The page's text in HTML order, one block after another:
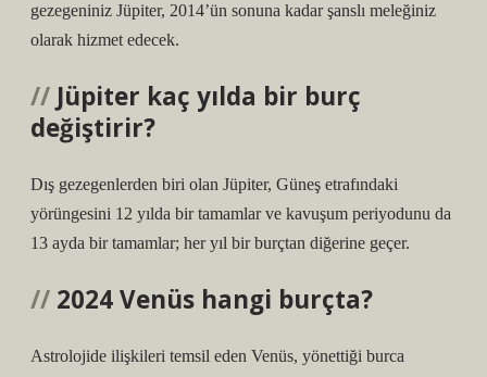
gezegeniniz Jüpiter, 2014’ün sonuna kadar şanslı meleğiniz
olarak hizmet edecek.
Jüpiter kaç yılda bir burç
değiştirir?
Dış gezegenlerden biri olan Jüpiter, Güneş etrafındaki
yörüngesini 12 yılda bir tamamlar ve kavuşum periyodunu da
13 ayda bir tamamlar; her yıl bir burçtan diğerine geçer.
2024 Venüs hangi burçta?
Astrolojide ilişkileri temsil eden Venüs, yönettiği burca